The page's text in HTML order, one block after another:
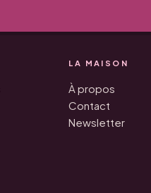
LA MAISON
À propos
Contact
Newsletter